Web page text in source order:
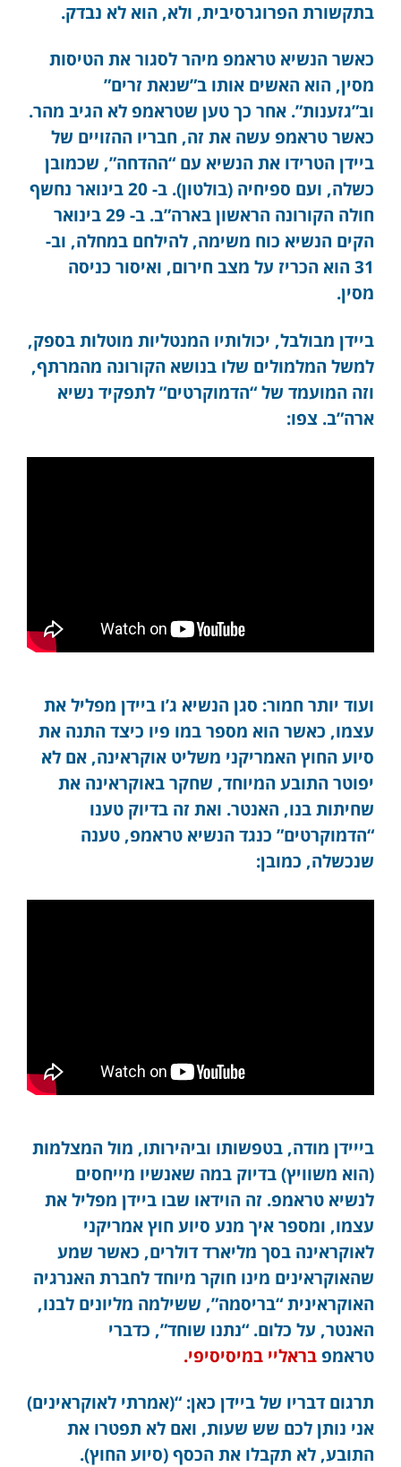
בתקשורת הפרוגרסיבית, ולא, הוא לא נבדק.
כאשר הנשיא טראמפ מיהר לסגור את הטיסות
מסין, הוא האשים אותו ב”שנאת זרים”
וב”גזענות”. אחר כך טען שטראמפ לא הגיב מהר.
כאשר טראמפ עשה את זה, חבריו ההזויים של
ביידן הטרידו את הנשיא עם “ההדחה”, שכמובן
כשלה, ועם ספיחיה (בולטון). ב- 20 בינואר נחשף
חולה הקורונה הראשון בארה”ב. ב- 29 בינואר
הקים הנשיא כוח משימה, להילחם במחלה, וב-
31 הוא הכריז על מצב חירום, ואיסור כניסה
מסין.
ביידן מבולבל, יכולותיו המנטליות מוטלות בספק,
למשל המלמולים שלו בנושא הקורונה מהמרתף,
וזה המועמד של “הדמוקרטים” לתפקיד נשיא
ארה”ב. צפו:
ועוד יותר חמור: סגן הנשיא ג’ו ביידן מפליל את
עצמו, כאשר הוא מספר במו פיו כיצד התנה את
סיוע החוץ האמריקני משליט אוקראינה, אם לא
יפוטר התובע המיוחד, שחקר באוקראינה את
שחיתות בנו, האנטר. ואת זה בדיוק טענו
“הדמוקרטים” כנגד הנשיא טראמפ, טענה
שנכשלה, כמובן:
בייידן מודה, בטפשותו וביהירותו, מול המצלמות
(הוא משוויץ) בדיוק במה שאנשיו מייחסים
לנשיא טראמפ. זה הוידאו שבו ביידן מפליל את
עצמו, ומספר איך מנע סיוע חוץ אמריקני
לאוקראינה בסך מליארד דולרים, כאשר שמע
שהאוקראינים מינו חוקר מיוחד לחברת האנרגיה
האוקראינית “בריסמה”, ששילמה מליונים לבנו,
האנטר, על כלום. “נתנו שוחד”, כדברי
טראמפ בראליי במיסיסיפי.
תרגום דבריו של ביידן כאן: “(אמרתי לאוקראינים)
אני נותן לכם שש שעות, ואם לא תפטרו את
התובע, לא תקבלו את הכסף (סיוע החוץ).